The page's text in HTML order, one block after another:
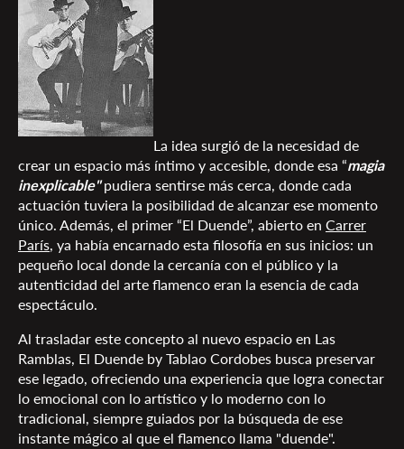
La idea surgió de la necesidad de
crear un espacio más íntimo y accesible, donde esa “magia
inexplicable"pudiera sentirse más cerca, donde cada
actuación tuviera la posibilidad de alcanzar ese momento
único. Además, el primer “El Duende”, abierto en Carrer
París, ya había encarnado esta filosofía en sus inicios: un
pequeño local donde la cercanía con el público y la
autenticidad del arte flamenco eran la esencia de cada
espectáculo.
Al trasladar este concepto al nuevo espacio en Las
Ramblas, El Duende by Tablao Cordobes busca preservar
ese legado, ofreciendo una experiencia que logra conectar
lo emocional con lo artístico y lo moderno con lo
tradicional, siempre guiados por la búsqueda de ese
instante mágico al que el flamenco llama "duende".